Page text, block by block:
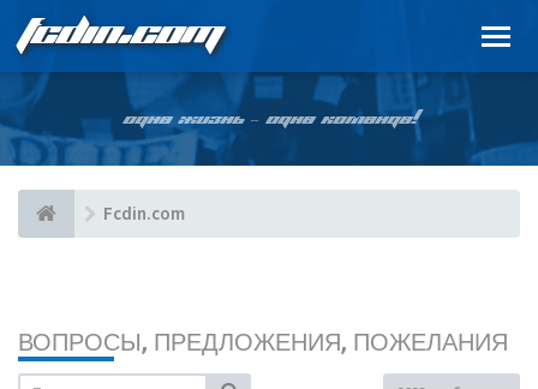
FCDIN.COM
ОДНА ЖИЗНЬ – ОДНА КОМАНДА!
Fcdin.com
ВОПРОСЫ, ПРЕДЛОЖЕНИЯ, ПОЖЕЛАНИЯ